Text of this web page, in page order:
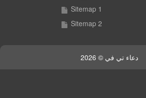
Sitemap 1
Sitemap 2
دعاء تي في © 2026